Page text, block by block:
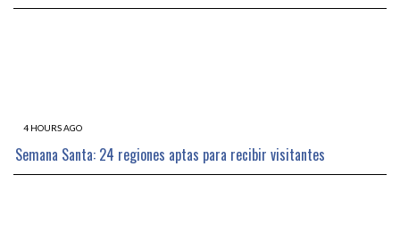
4 HOURS AGO
Semana Santa: 24 regiones aptas para recibir visitantes